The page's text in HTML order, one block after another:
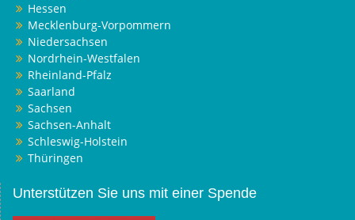
Hessen
Mecklenburg-Vorpommern
Niedersachsen
Nordrhein-Westfalen
Rheinland-Pfalz
Saarland
Sachsen
Sachsen-Anhalt
Schleswig-Holstein
Thüringen
Unterstützen Sie uns mit einer Spende